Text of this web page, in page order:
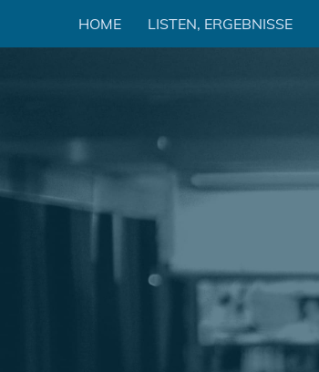
springen
HOME LISTEN, ERGEBNISSE